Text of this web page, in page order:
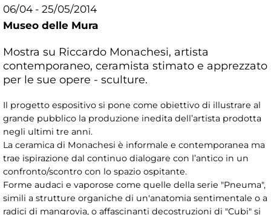
06/04 - 25/05/2014
Museo delle Mura
Mostra su Riccardo Monachesi, artista
contemporaneo, ceramista stimato e apprezzato
per le sue opere - sculture.
Il progetto espositivo si pone come obiettivo di illustrare al
grande pubblico la produzione inedita dell’artista prodotta
negli ultimi tre anni.
La ceramica di Monachesi è informale e contemporanea ma
trae ispirazione dal continuo dialogare con l’antico in un
confronto/scontro con lo spazio ospitante.
Forme audaci e vaporose come quelle della serie "Pneuma",
simili a strutture organiche di un'anatomia sentimentale o a
radici di mangrovia, o affascinanti decostruzioni di "Cubi" si